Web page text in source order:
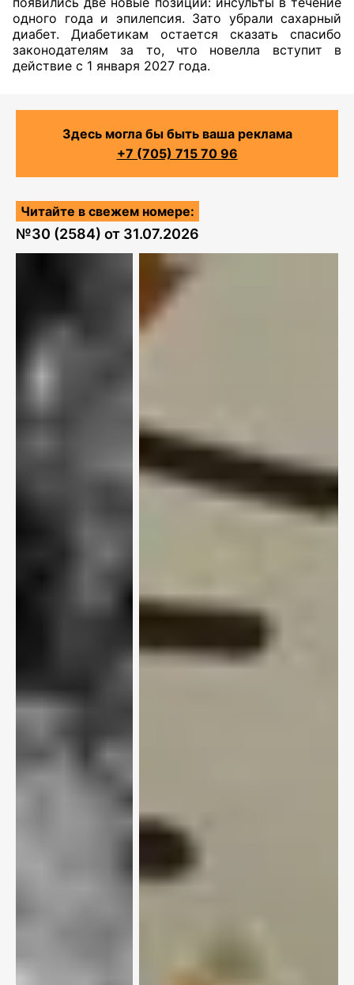
одного года и эпилепсия. Зато убрали сахарный
диабет. Диабетикам остается сказать спасибо
законодателям за то, что новелла вступит в
действие с 1 января 2027 года.
Здесь могла бы быть ваша реклама
+7 (705) 715 70 96
Читайте в свежем номере:
№30 (2584) от 31.07.2026